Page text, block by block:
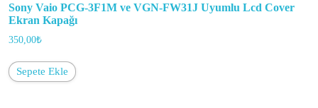
Sony Vaio PCG-3F1M ve VGN-FW31J Uyumlu Lcd Cover
Ekran Kapağı
350,00₺
Sepete Ekle